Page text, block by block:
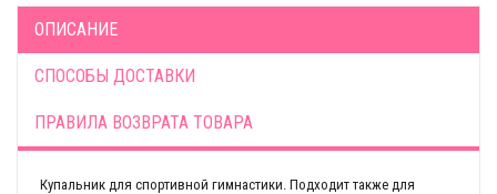
ОПИСАНИЕ
СПОСОБЫ ДОСТАВКИ
ПРАВИЛА ВОЗВРАТА ТОВАРА
Купальник для спортивной гимнастики. Подходит также для